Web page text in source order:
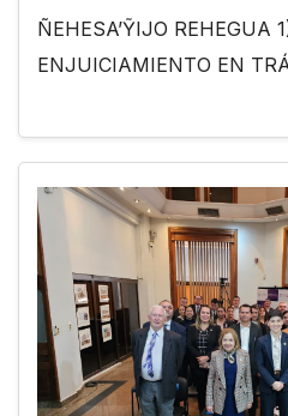
ÑEHESA’ỸIJO REHEGUA
ENJUICIAMIENTO EN